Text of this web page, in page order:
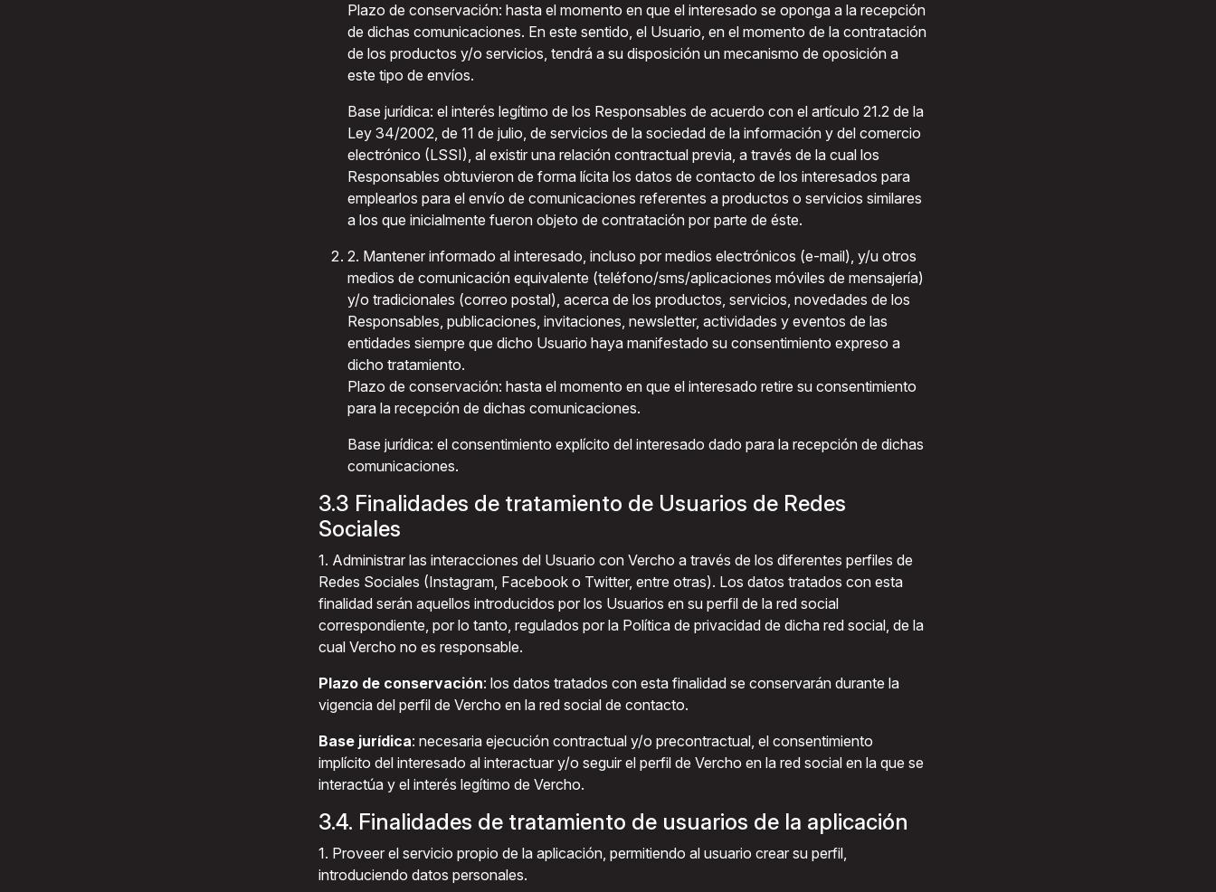
Plazo de conservación: hasta el momento en que el interesado se oponga a la recepción
de dichas comunicaciones. En este sentido, el Usuario, en el momento de la contratación
de los productos y/o servicios, tendrá a su disposición un mecanismo de oposición a
este tipo de envíos.
Base jurídica: el interés legítimo de los Responsables de acuerdo con el artículo 21.2 de la
Ley 34/2002, de 11 de julio, de servicios de la sociedad de la información y del comercio
electrónico (LSSI), al existir una relación contractual previa, a través de la cual los
Responsables obtuvieron de forma lícita los datos de contacto de los interesados para
emplearlos para el envío de comunicaciones referentes a productos o servicios similares
a los que inicialmente fueron objeto de contratación por parte de éste.
2. Mantener informado al interesado, incluso por medios electrónicos (e-mail), y/u otros
medios de comunicación equivalente (teléfono/sms/aplicaciones móviles de mensajería)
y/o tradicionales (correo postal), acerca de los productos, servicios, novedades de los
Responsables, publicaciones, invitaciones, newsletter, actividades y eventos de las
entidades siempre que dicho Usuario haya manifestado su consentimiento expreso a
dicho tratamiento.
Plazo de conservación: hasta el momento en que el interesado retire su consentimiento
para la recepción de dichas comunicaciones.
Base jurídica: el consentimiento explícito del interesado dado para la recepción de dichas
comunicaciones.
3.3 Finalidades de tratamiento de Usuarios de Redes
Sociales
1. Administrar las interacciones del Usuario con Vercho a través de los diferentes perfiles de
Redes Sociales (Instagram, Facebook o Twitter, entre otras). Los datos tratados con esta
finalidad serán aquellos introducidos por los Usuarios en su perfil de la red social
correspondiente, por lo tanto, regulados por la Política de privacidad de dicha red social, de la
cual Vercho no es responsable.
Plazo de conservación: los datos tratados con esta finalidad se conservarán durante la
vigencia del perfil de Vercho en la red social de contacto.
Base jurídica: necesaria ejecución contractual y/o precontractual, el consentimiento
implícito del interesado al interactuar y/o seguir el perfil de Vercho en la red social en la que se
interactúa y el interés legítimo de Vercho.
3.4. Finalidades de tratamiento de usuarios de la aplicación
1. Proveer el servicio propio de la aplicación, permitiendo al usuario crear su perfil,
introduciendo datos personales.